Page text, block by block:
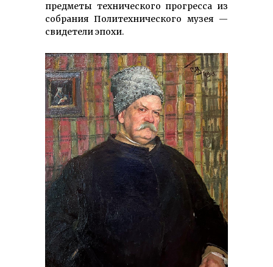
предметы технического прогресса из
собрания Политехнического музея —
свидетели эпохи.